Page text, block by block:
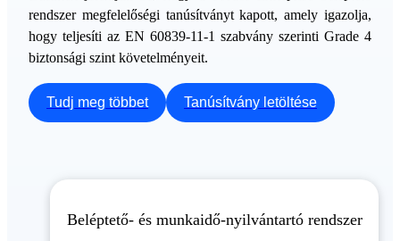
rendszer megfelelőségi tanúsítványt kapott, amely igazolja,
hogy teljesíti az EN 60839-11-1 szabvány szerinti Grade 4
biztonsági szint követelményeit.
Tudj meg többet Tanúsítvány letöltése
Beléptető- és munkaidő-nyilvántartó rendszer